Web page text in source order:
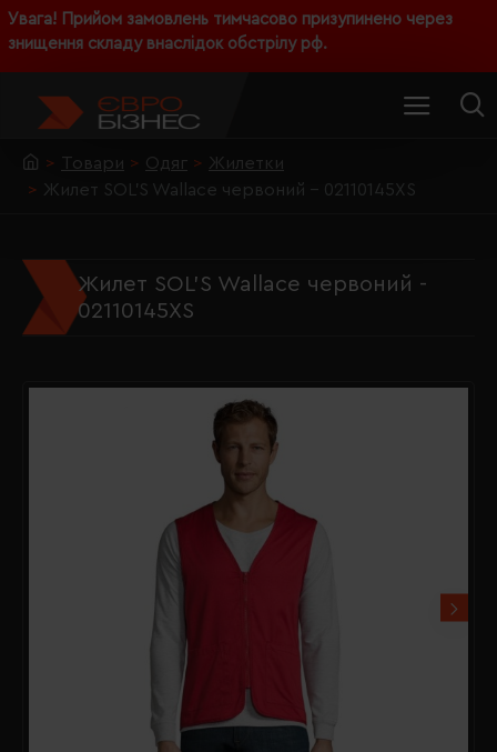
Увага! Прийом замовлень тимчасово призупинено через
знищення складу внаслідок обстрілу рф.
Товари Одяг
Жилетки
Жилет SOL'S Wallace червоний - 02110145XS
Жилет SOL'S Wallace червоний -
02110145XS